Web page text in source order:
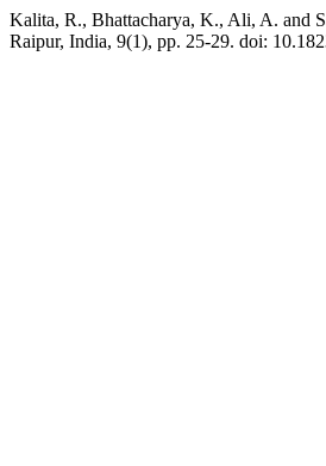
Kalita, R., Bhattacharya, K., Ali, A. and
Raipur, India, 9(1), pp. 25-29. doi: